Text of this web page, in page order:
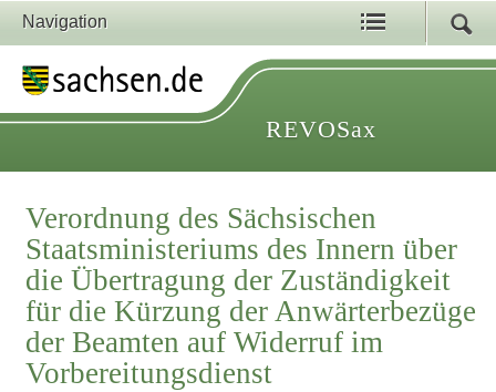
Navigation
REVOSax
Verordnung des Sächsischen
Staatsministeriums des Innern über
die Übertragung der Zuständigkeit
für die Kürzung der Anwärterbezüge
der Beamten auf Widerruf im
Vorbereitungsdienst